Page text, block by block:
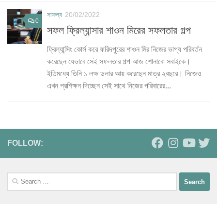
0
সাফল্য 20/02/2022
সফল ফ্রিল্যান্সার শাওন মিরের সফলতার গল্প
ফ্রিল্যান্সিং কোর্স করে ফরিদপুরের শাওন মির নিজের ভাগ্য পরিবর্তন
করেছেন যেভাবে সেই সফলতার গল্প আজ শোনাবো সবাইকে।
ইতিমধ্যে তিনি ১ লক্ষ ডলার আয় করেছেন মাত্র ২বছরে। নিজেও
এখন প্রশিক্ষন দিচ্ছেন সেই সাথে নিজের পরিবারের...
FOLLOW:
Search
for: